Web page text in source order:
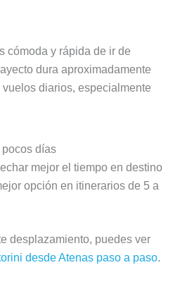
cómoda y rápida de ir de
dura aproximadamente
diarios, especialmente
pocos días
mejor el tiempo en destino
opción en itinerarios de 5 a
desplazamiento, puedes ver
desde Atenas paso a paso.